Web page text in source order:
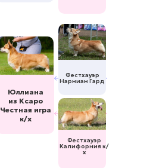
Юллиана
из Ксаро
Честная игра
к/х
Фестхауэр
Калифорния к/
х
Фестхауэр
Нарниан Гард